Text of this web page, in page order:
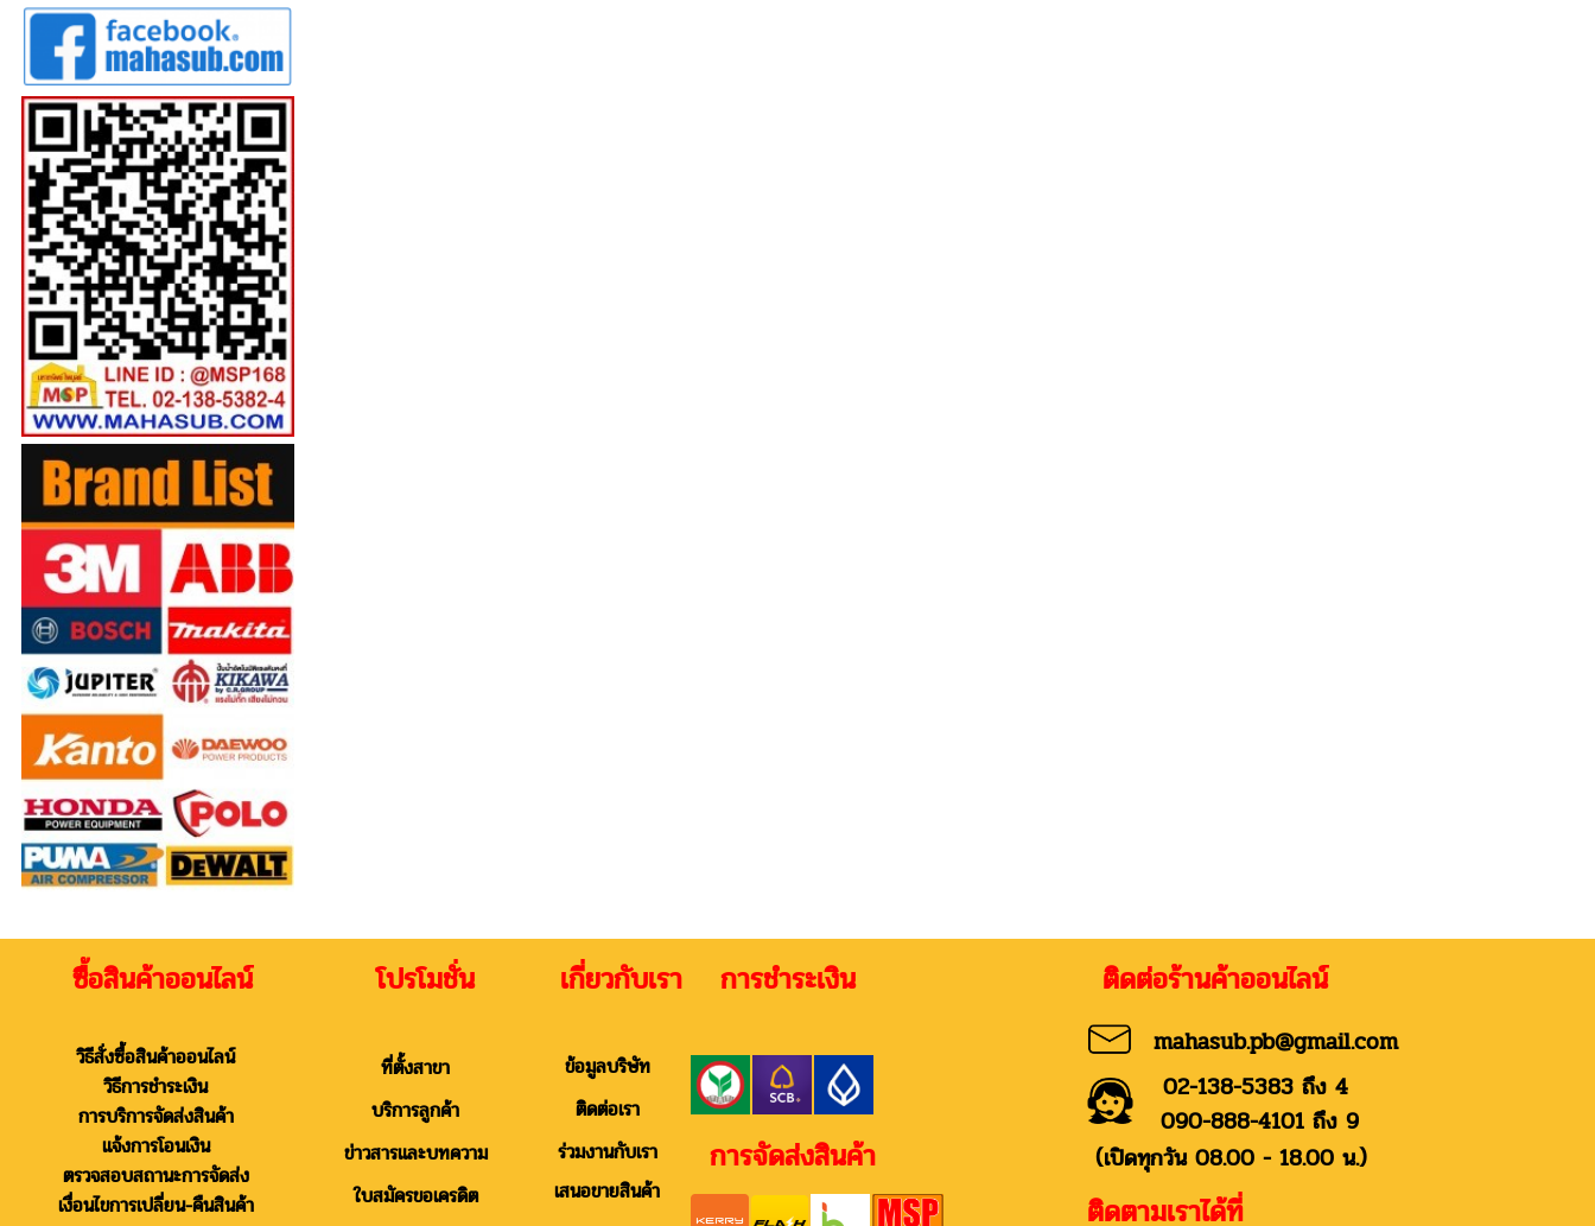
ซื้อสินค้าออนไลน์ โปรโมชั่น เกี่ยวกับเรา การชำระเงิน ติดต่อร้านค้าออนไลน์
วิธีสั่งซื้อสินค้าออนไลน์
วิธีการชำระเงิน
การบริการจัดส่งสินค้า
แจ้งการโอนเงิน
ตรวจสอบสถานะการจัดส่ง
เงื่อนไขการเปลี่ยน-คืนสินค้า
ที่ตั้งสาขา
บริการลูกค้า
ข่าวสารและบทความ
ใบสมัครขอเครดิต
ข้อมูลบริษัท
ติดต่อเรา
ร่วมงานกับเรา
เสนอขายสินค้า
การจัดส่งสินค้า
mahasub.pb@gmail.com
02-138-5383 ถึง 4
090-888-4101 ถึง 9
(เปิดทุกวัน 08.00 - 18.00 น.)
ติดตามเราได้ที่